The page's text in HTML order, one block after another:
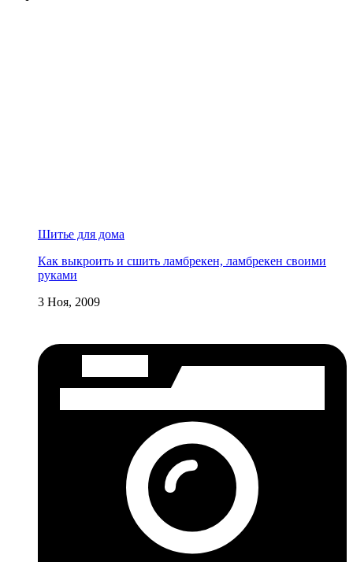
Шитье для дома
Как выкроить и сшить ламбрекен, ламбрекен своими
руками
3 Ноя, 2009